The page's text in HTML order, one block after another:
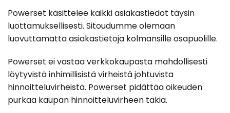
Powerset käsittelee kaikki asiakastiedot täysin
luottamuksellisesti. Sitoudumme olemaan
luovuttamatta asiakastietoja kolmansille osapuolille.
Powerset ei vastaa verkkokaupasta mahdollisesti
löytyvistä inhimillisistä virheistä johtuvista
hinnoitteluvirheistä. Powerset pidättää oikeuden
purkaa kaupan hinnoitteluvirheen takia.